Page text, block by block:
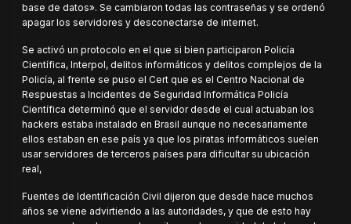
base de datos». Se cambiaron todas las contraseñas y se ordenó
apagar los servidores y desconectarse de internet.
Se activó un protocolo en el que si bien participaron Policía
Científica, Interpol, delitos informáticos y delitos complejos de la
Policía, al frente se puso el Cert que es el Centro Nacional de
Respuestas a Incidentes de Seguridad Informática Policía
Científica determinó que el servidor desde el cual actuaban los
hackers estaba instalado en Brasil aunque no necesariamente
ellos estaban en ese país ya que los piratas informáticos suelen
usar servidores de terceros países para dificultar su ubicación
real,
Fuentes de Identificación Civil dijeron que desde hace muchos
años se viene advirtiendo a las autoridades, y que de esto hay